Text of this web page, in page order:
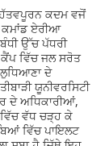
ਕਦਮ ਵਜੋਂ
ਕਮਾਂਡ ਏਰੀਆ
ਉੱਚ ਪੱਧਰੀ
ਵਿੱਚ ਜਲ ਸਰੋਤ
ਦੇ
ਯੂਨੀਵਰਸਿਟੀ
ਦੇ ਅਧਿਕਾਰੀਆਂ,
ਵਿੱਚ ਵੱਧ ਚੜ੍ਹ ਕੇ
ਵਿੱਚ ਪਾਇਲਟ